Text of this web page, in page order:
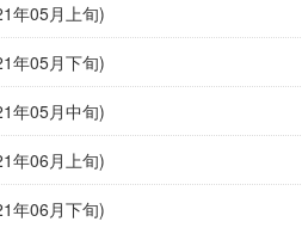
年05月上旬)
年05月下旬)
年05月中旬)
年06月上旬)
年06月下旬)